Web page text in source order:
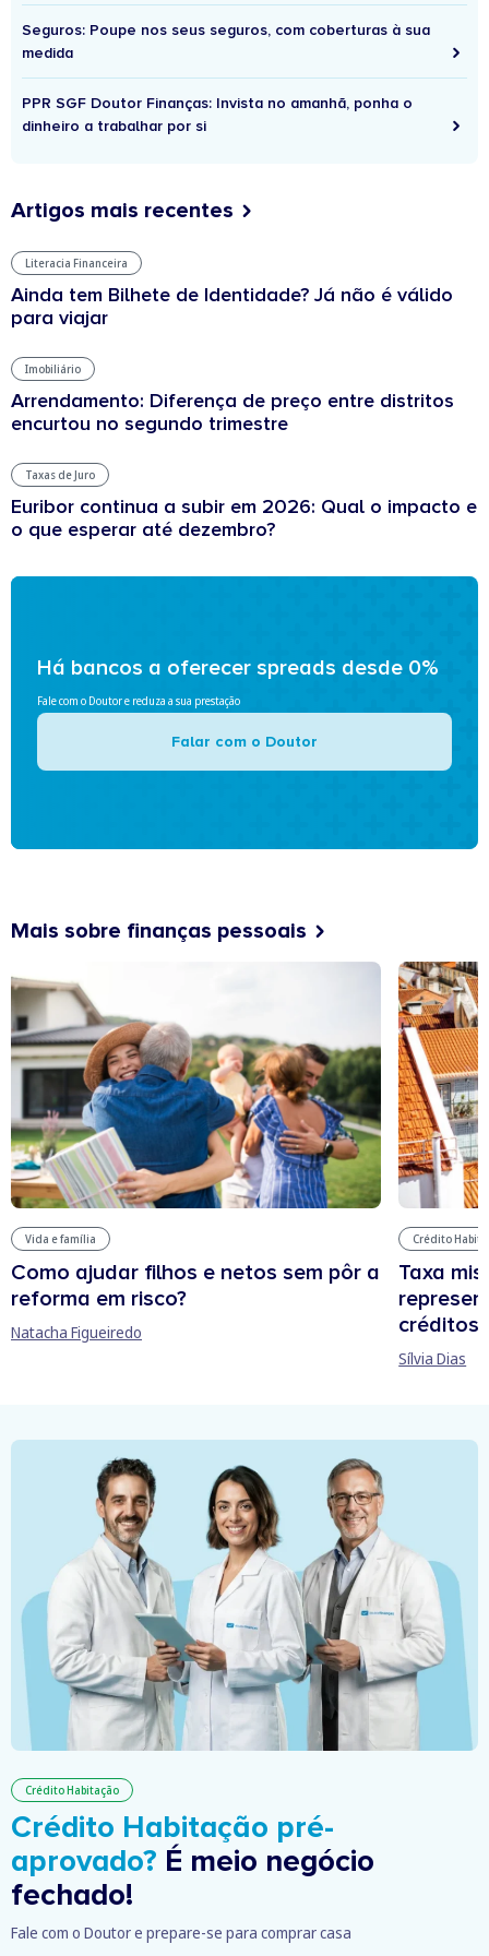
Seguros: Poupe nos seus seguros, com coberturas à sua
medida
PPR SGF Doutor Finanças: Invista no amanhã, ponha o
dinheiro a trabalhar por si
Artigos mais recentes
Literacia Financeira
Ainda tem Bilhete de Identidade? Já não é válido
para viajar
Imobiliário
Arrendamento: Diferença de preço entre distritos
encurtou no segundo trimestre
Taxas de Juro
Euribor continua a subir em 2026: Qual o impacto e
o que esperar até dezembro?
Há bancos a oferecer spreads desde 0%
Fale com o Doutor e reduza a sua prestação
Falar com o Doutor
Mais sobre finanças pessoais
Vida e família
Como ajudar filhos e netos sem pôr a
reforma em risco?
Natacha Figueiredo
Crédito
Taxa
créditos
Sílvia Dias
Crédito Habitação
Crédito Habitação pré-
aprovado? É meio negócio
fechado!
Fale com o Doutor e prepare-se para comprar casa